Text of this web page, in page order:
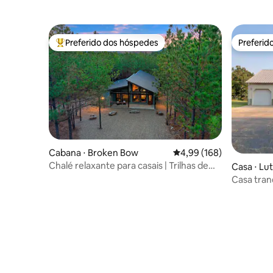
Entre os melhores preferidos dos hóspedes
Preferido dos hóspedes
Cabana ⋅ Broken Bow 4,99 de uma avaliação
4,99 (168)
Chalé relaxante para casais | Trilhas de
Casa ⋅
Casa